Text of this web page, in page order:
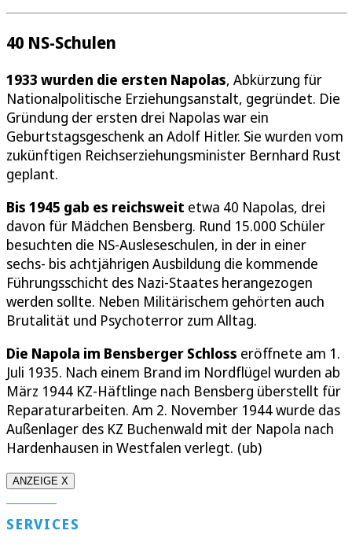
40 NS-Schulen
1933 wurden die ersten Napolas, Abkürzung für
Nationalpolitische Erziehungsanstalt, gegründet. Die
Gründung der ersten drei Napolas war ein
Geburtstagsgeschenk an Adolf Hitler. Sie wurden vom
zukünftigen Reichserziehungsminister Bernhard Rust
geplant.
Bis 1945 gab es reichsweit etwa 40 Napolas, drei
davon für Mädchen Bensberg. Rund 15.000 Schüler
besuchten die NS-Ausleseschulen, in der in einer
sechs- bis achtjährigen Ausbildung die kommende
Führungsschicht des Nazi-Staates herangezogen
werden sollte. Neben Militärischem gehörten auch
Brutalität und Psychoterror zum Alltag.
Die Napola im Bensberger Schloss eröffnete am 1.
Juli 1935. Nach einem Brand im Nordflügel wurden ab
März 1944 KZ-Häftlinge nach Bensberg überstellt für
Reparaturarbeiten. Am 2. November 1944 wurde das
Außenlager des KZ Buchenwald mit der Napola nach
Hardenhausen in Westfalen verlegt. (ub)
ANZEIGE X
SERVICES